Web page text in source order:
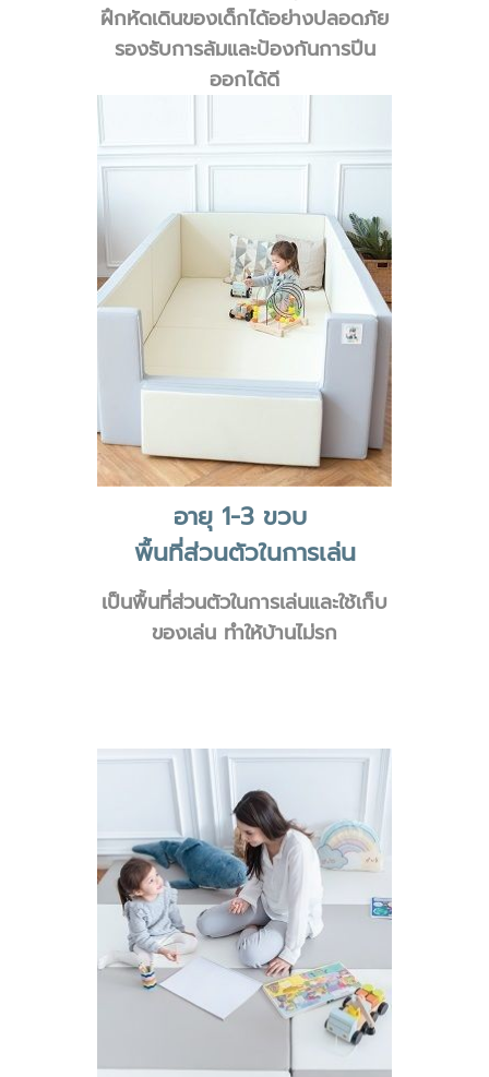
ฝึกหัดเดินของเด็กได้อย่างปลอดภัย
รองรับการล้มและป้องกันการปีน
ออกได้ดี
อายุ 1-3 ขวบ
พื้นที่ส่วนตัวในการเล่น
เป็นพื้นที่ส่วนตัวในการเล่นและใช้เก็บ
ของเล่น ทำให้บ้านไม่รก